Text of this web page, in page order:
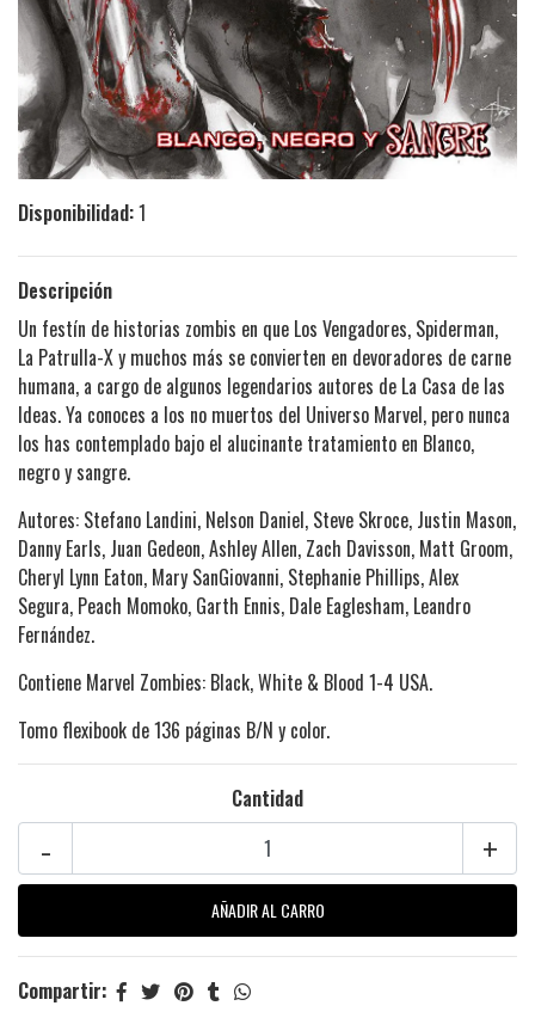
Disponibilidad:1
Descripción
Un festín de historias zombis en que Los Vengadores, Spiderman,
La Patrulla-X y muchos más se convierten en devoradores de carne
humana, a cargo de algunos legendarios autores de La Casa de las
Ideas. Ya conoces a los no muertos del Universo Marvel, pero nunca
los has contemplado bajo el alucinante tratamiento en Blanco,
negro y sangre.
Autores: Stefano Landini, Nelson Daniel, Steve Skroce, Justin Mason,
Danny Earls, Juan Gedeon, Ashley Allen, Zach Davisson, Matt Groom,
Cheryl Lynn Eaton, Mary SanGiovanni, Stephanie Phillips, Alex
Segura, Peach Momoko, Garth Ennis, Dale Eaglesham, Leandro
Fernández.
Contiene Marvel Zombies: Black, White & Blood 1-4 USA.
Tomo flexibook de 136 páginas B/N y color.
Cantidad
+
-
Compartir: